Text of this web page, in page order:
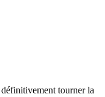
tourner la